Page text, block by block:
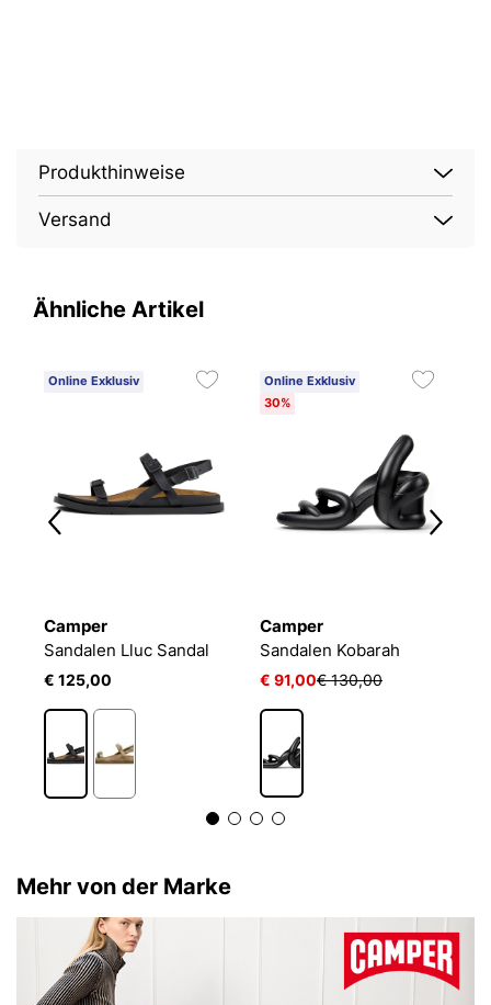
Produkthinweise
Versand
Ähnliche Artikel
Online Exklusiv
Camper
Sandalen Lluc Sandal
€ 125,00
Online Exklusiv
30%
Camper
Sandalen Kobarah
€ 91,00€ 130,00
Mehr von der Marke